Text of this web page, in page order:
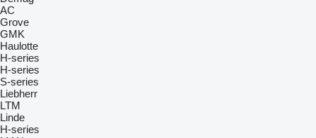
AC
Grove
GMK
Haulotte
H-series
H-series
S-series
Liebherr
LTM
Linde
H-series